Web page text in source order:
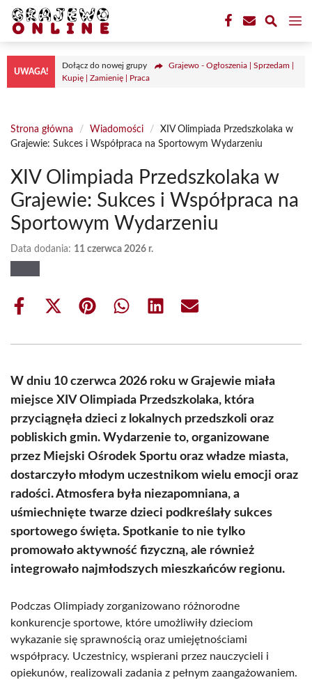
Przejdź
treści
UWAGA!
Dołącz do nowej grupy
Grajewo - Ogłoszenia | Sprzedam |
Kupię | Zamienię | Praca
Strona główna / Wiadomości /
XIV Olimpiada Przedszkolaka w
Grajewie: Sukces i Współpraca na Sportowym Wydarzeniu
XIV Olimpiada Przedszkolaka w
Grajewie: Sukces i Współpraca na
Sportowym Wydarzeniu
Data dodania: 11 czerwca 2026 r.
Share
Share
(Twitter)
Share Share Share Share
W dniu 10 czerwca 2026 roku w Grajewie miała
miejsce XIV Olimpiada Przedszkolaka, która
przyciągnęła dzieci z lokalnych przedszkoli oraz
pobliskich gmin. Wydarzenie to, organizowane
przez Miejski Ośrodek Sportu oraz władze miasta,
dostarczyło młodym uczestnikom wielu emocji oraz
radości. Atmosfera była niezapomniana, a
uśmiechnięte twarze dzieci podkreślały sukces
sportowego święta. Spotkanie to nie tylko
promowało aktywność fizyczną, ale również
integrowało najmłodszych mieszkańców regionu.
Podczas Olimpiady zorganizowano różnorodne
konkurencje sportowe, które umożliwiły dzieciom
wykazanie się sprawnością oraz umiejętnościami
współpracy. Uczestnicy, wspierani przez nauczycieli i
opiekunów, realizowali zadania z pełnym zaangażowaniem.